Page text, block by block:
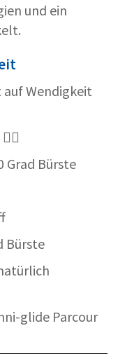
und ein
Wendigkeit
Grad Bürste
Bürste
glide Parcour